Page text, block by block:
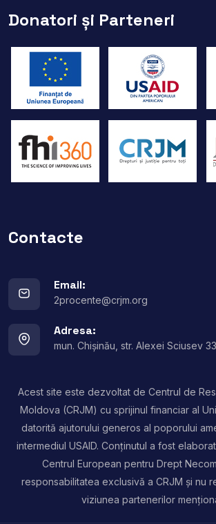
Donatori și Parteneri
Contacte
Email:
2procente@crjm.org
Adresa:
mun. Chișinău, str. Alexei Sciusev 33
Acest site este dezvoltat de Centrul de
Moldova (CRJM) cu sprijinul financiar al
datorită ajutorului generos al poporului
intermediul USAID. Conținutul a fost
Centrul European pentru Drept
responsabilitatea exclusivă a CRJM și nu
viziunea partenerilor